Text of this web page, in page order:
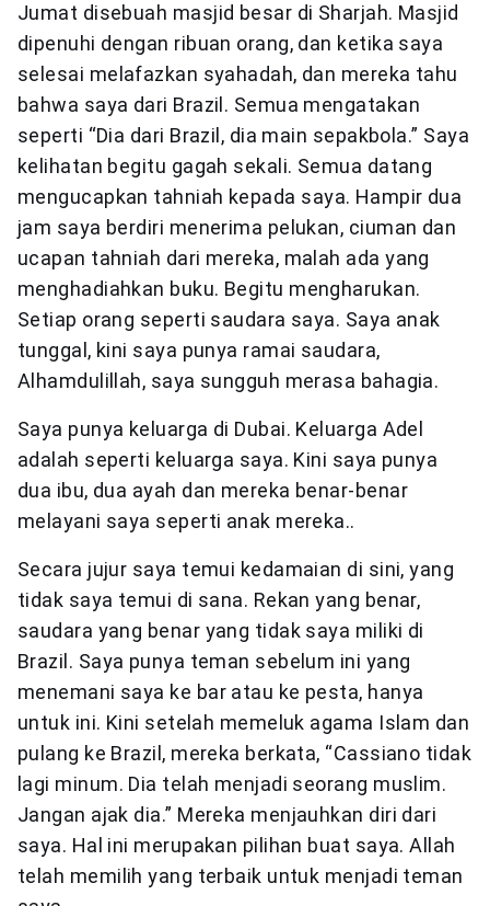
Jumat disebuah masjid besar di Sharjah. Masjid
dipenuhi dengan ribuan orang, dan ketika saya
selesai melafazkan syahadah, dan mereka tahu
bahwa saya dari Brazil. Semua mengatakan
seperti “Dia dari Brazil, dia main sepakbola.” Saya
kelihatan begitu gagah sekali. Semua datang
mengucapkan tahniah kepada saya. Hampir dua
jam saya berdiri menerima pelukan, ciuman dan
ucapan tahniah dari mereka, malah ada yang
menghadiahkan buku. Begitu mengharukan.
Setiap orang seperti saudara saya. Saya anak
tunggal, kini saya punya ramai saudara,
Alhamdulillah, saya sungguh merasa bahagia.
Saya punya keluarga di Dubai. Keluarga Adel
adalah seperti keluarga saya. Kini saya punya
dua ibu, dua ayah dan mereka benar-benar
melayani saya seperti anak mereka..
Secara jujur saya temui kedamaian di sini, yang
tidak saya temui di sana. Rekan yang benar,
saudara yang benar yang tidak saya miliki di
Brazil. Saya punya teman sebelum ini yang
menemani saya ke bar atau ke pesta, hanya
untuk ini. Kini setelah memeluk agama Islam dan
pulang ke Brazil, mereka berkata, “Cassiano tidak
lagi minum. Dia telah menjadi seorang muslim.
Jangan ajak dia.” Mereka menjauhkan diri dari
saya. Hal ini merupakan pilihan buat saya. Allah
telah memilih yang terbaik untuk menjadi teman